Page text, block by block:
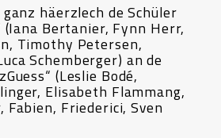
häerzlech de Schüler
(Iana Bertanier, Fynn Herr,
Timothy Petersen,
Schemberger) an de
(Leslie Bodé,
Elisabeth Flammang,
Fabien, Friederici, Sven